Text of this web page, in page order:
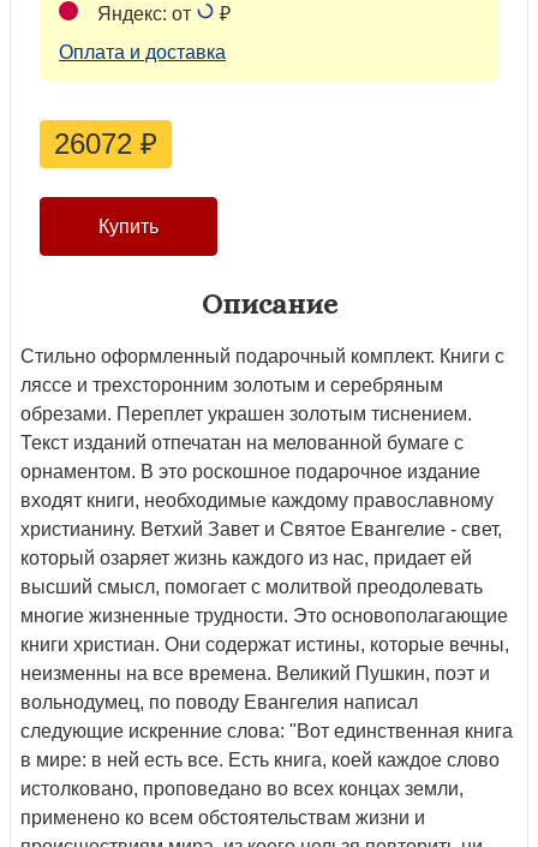
Яндекс: от
₽
Оплата и доставка
26072 ₽
Описание
Стильно оформленный подарочный комплект. Книги с
ляссе и трехсторонним золотым и серебряным
обрезами. Переплет украшен золотым тиснением.
Текст изданий отпечатан на мелованной бумаге с
орнаментом. В это роскошное подарочное издание
входят книги, необходимые каждому православному
христианину. Ветхий Завет и Святое Евангелие - свет,
который озаряет жизнь каждого из нас, придает ей
высший смысл, помогает с молитвой преодолевать
многие жизненные трудности. Это основополагающие
книги христиан. Они содержат истины, которые вечны,
неизменны на все времена. Великий Пушкин, поэт и
вольнодумец, по поводу Евангелия написал
следующие искренние слова: "Вот единственная книга
в мире: в ней есть все. Есть книга, коей каждое слово
истолковано, проповедано во всех концах земли,
применено ко всем обстоятельствам жизни и